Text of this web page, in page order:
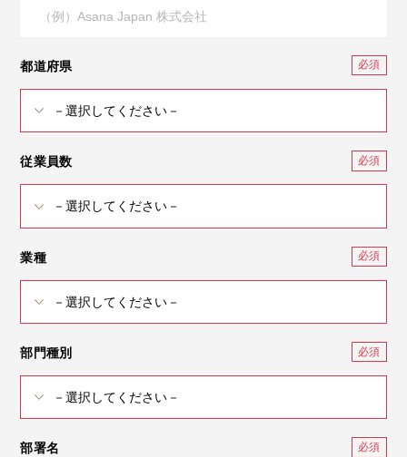
都道府県
従業員数
業種
部門種別
部署名